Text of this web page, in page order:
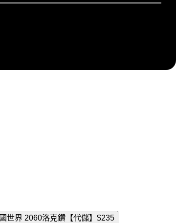
世界 2060洛克鑽【代儲】 $235